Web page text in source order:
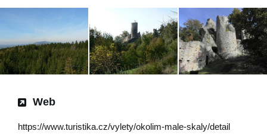
Web
https://www.turistika.cz/vylety/okolim-male-skaly/detail